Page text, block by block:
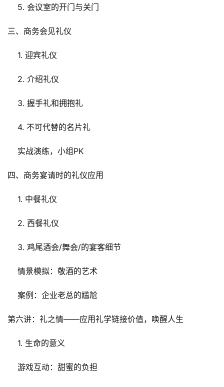
    5. 会议室的开门与关门
三、商务会见礼仪
    1. 迎宾礼仪
    2. 介绍礼仪
    3. 握手礼和拥抱礼
    4. 不可代替的名片礼
    实战演练，小组PK
四、商务宴请时的礼仪应用
    1. 中餐礼仪
    2. 西餐礼仪
    3. 鸡尾酒会/舞会/的宴客细节
    情景模拟：敬酒的艺术
    案例：企业老总的尴尬
第六讲：礼之情——应用礼学链接价值，唤醒人生
    1. 生命的意义
    游戏互动：甜蜜的负担